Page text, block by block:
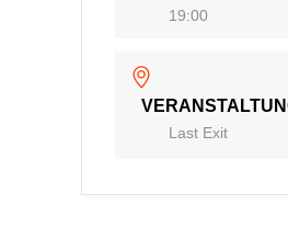
19:00
Last Exit